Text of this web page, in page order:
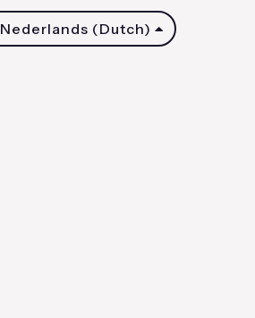
Nederlands (Dutch)